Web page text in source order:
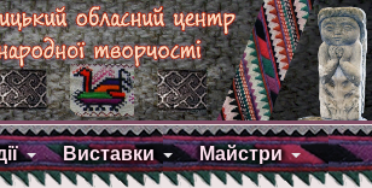
Виставки Майстри